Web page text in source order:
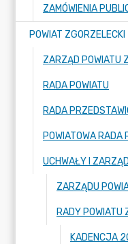
POWIAT ZGORZELECKI
ZARZĄD POWIATU
RADA POWIATU
POWIATOWA RADA
UCHWAŁY I
KADENCJA